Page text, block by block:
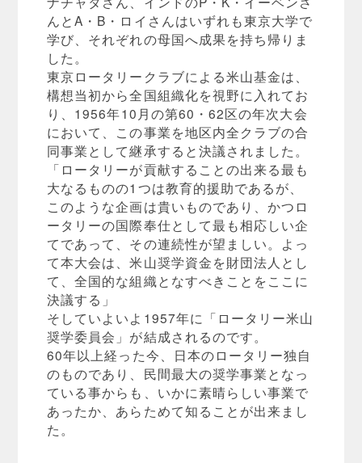
んとA・B・ロイさんはいずれも東京大学で
学び、それぞれの母国へ成果を持ち帰りま
した。
東京ロータリークラブによる米山基金は、
構想当初から全国組織化を視野に入れてお
り、1956年10月の第60・62区の年次大会
において、この事業を地区内全クラブの合
同事業として継承すると決議されました。
「ロータリーが貢献することの出来る最も
大なるものの1つは教育的援助であるが、
このような企画は貴いものであり、かつロ
ータリーの国際奉仕として最も相応しい企
てであって、その連続性が望ましい。よっ
て本大会は、米山奨学資金を財団法人とし
て、全国的な組織となすべきことをここに
決議する」
そしていよいよ1957年に「ロータリー米山
奨学委員会」が結成されるのです。
60年以上経った今、日本のロータリー独自
のものであり、民間最大の奨学事業となっ
ている事からも、いかに素晴らしい事業で
あったか、あらためて知ることが出来まし
た。